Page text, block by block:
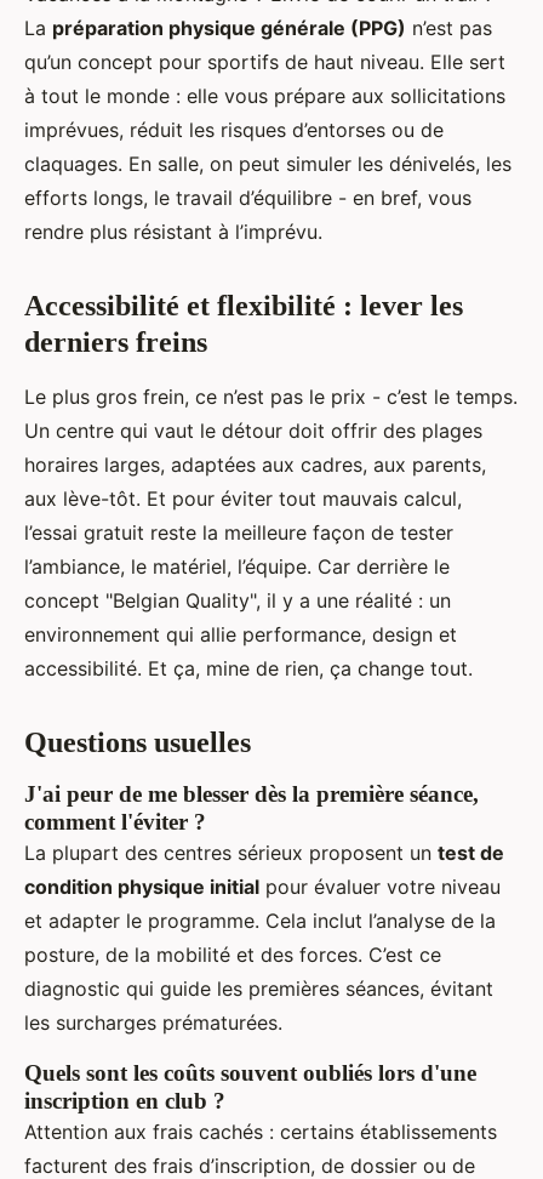
La préparation physique générale (PPG) n’est pas
qu’un concept pour sportifs de haut niveau. Elle sert
à tout le monde : elle vous prépare aux sollicitations
imprévues, réduit les risques d’entorses ou de
claquages. En salle, on peut simuler les dénivelés, les
efforts longs, le travail d’équilibre - en bref, vous
rendre plus résistant à l’imprévu.
Accessibilité et flexibilité : lever les
derniers freins
Le plus gros frein, ce n’est pas le prix - c’est le temps.
Un centre qui vaut le détour doit offrir des plages
horaires larges, adaptées aux cadres, aux parents,
aux lève-tôt. Et pour éviter tout mauvais calcul,
l’essai gratuit reste la meilleure façon de tester
l’ambiance, le matériel, l’équipe. Car derrière le
concept "Belgian Quality", il y a une réalité : un
environnement qui allie performance, design et
accessibilité. Et ça, mine de rien, ça change tout.
Questions usuelles
J'ai peur de me blesser dès la première séance,
comment l'éviter ?
La plupart des centres sérieux proposent un test de
condition physique initial pour évaluer votre niveau
et adapter le programme. Cela inclut l’analyse de la
posture, de la mobilité et des forces. C’est ce
diagnostic qui guide les premières séances, évitant
les surcharges prématurées.
Quels sont les coûts souvent oubliés lors d'une
inscription en club ?
Attention aux frais cachés : certains établissements
facturent des frais d’inscription, de dossier ou de